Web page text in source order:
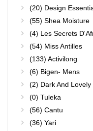
(20) Design
(55) Shea Moisture
(4) Les Secrets
(54) Miss Antilles
(133) Activilong
(6) Bigen- Mens
(2) Dark And Lovely
(0) Tuleka
(56) Cantu
(36) Yari